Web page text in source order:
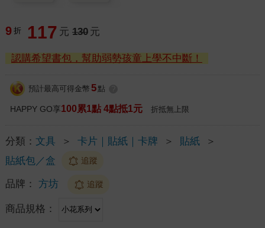
9 折 117 元 130 元
認購希望書包，幫助弱勢孩童上學不中斷！
預計最高可得金幣 5 點
HAPPY GO享100累1點 4點抵1元 折抵無上限
分類： 文具 ＞ 卡片｜貼紙｜卡牌 ＞ 貼紙
＞
貼紙包／盒
追蹤
品牌： 方坊 追蹤
商品規格：